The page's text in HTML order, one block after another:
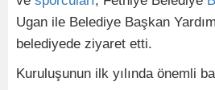
Ugan ile Belediye Başkan
belediyede ziyaret etti.
Kuruluşunun ilk yılında önemli